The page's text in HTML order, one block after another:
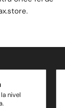
.
nivel